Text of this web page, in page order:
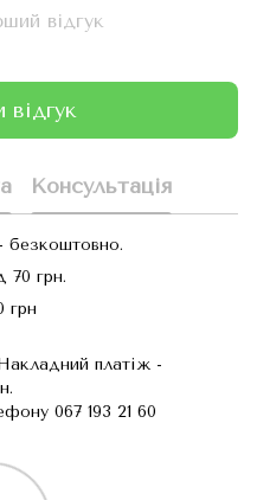
відгук
відгук
Консультація
безкоштовно.
70 грн.
грн
платіж -
067 193 21 60